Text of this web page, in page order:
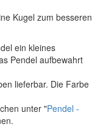
Kugel zum besseren
ein kleines
Pendel aufbewahrt
lieferbar. Die Farbe
unter "Pendel -